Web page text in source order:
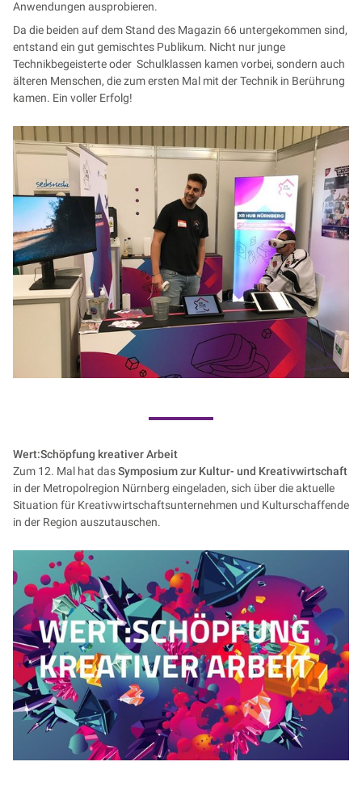
Anwendungen ausprobieren.
Da die beiden auf dem Stand des Magazin 66 untergekommen sind,
entstand ein gut gemischtes Publikum. Nicht nur junge
Technikbegeisterte oder Schulklassen kamen vorbei, sondern auch
älteren Menschen, die zum ersten Mal mit der Technik in Berührung
kamen. Ein voller Erfolg!
Wert:Schöpfung kreativer Arbeit
Zum 12. Mal hat dasSymposium zur Kultur- und Kreativwirtschaft
in der Metropolregion Nürnberg eingeladen, sich über die aktuelle
Situation für Kreativwirtschaftsunternehmen und Kulturschaffende
in der Region auszutauschen.